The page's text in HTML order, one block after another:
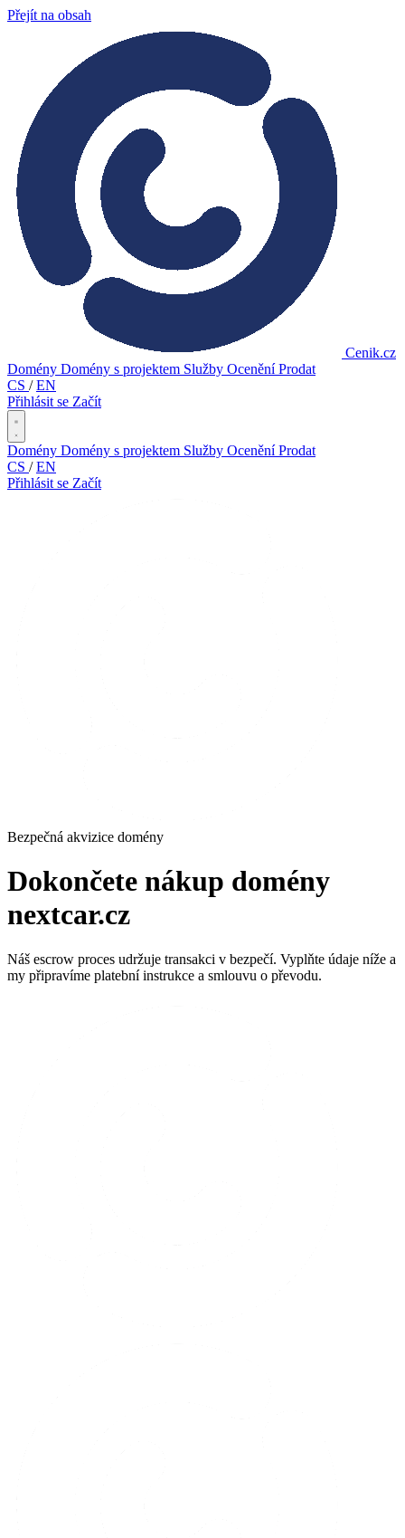
Přejít na obsah
Cenik.cz
Domény Domény s projektem Služby OceněníProdat
CS / EN
Přihlásit se Začít
Domény Domény s projektem Služby OceněníProdat
CS / EN
Přihlásit se Začít
Bezpečná akvizice domény
Dokončete nákup domény
nextcar.cz
Náš escrow proces udržuje transakci v bezpečí. Vyplňte údaje níže a
my připravíme platební instrukce a smlouvu o převodu.